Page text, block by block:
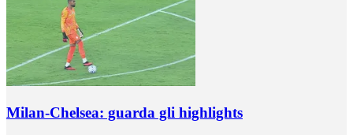
Milan-Chelsea: guarda gli highlights